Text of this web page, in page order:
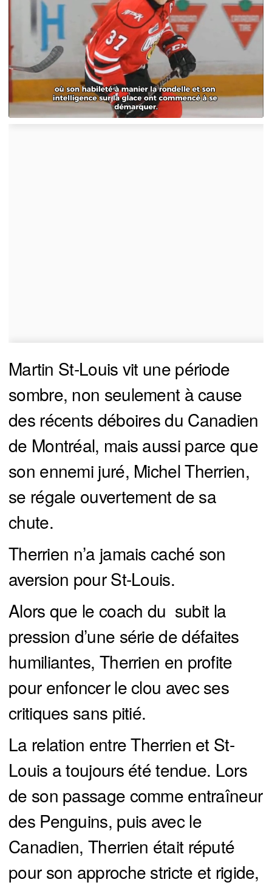
Martin St-Louis vit une période
sombre, non seulement à cause
des récents déboires du Canadien
de Montréal, mais aussi parce que
son ennemi juré, Michel Therrien,
se régale ouvertement de sa
chute.
Therrien n’a jamais caché son
aversion pour St-Louis.
Alors que le coach du subit la
pression d’une série de défaites
humiliantes, Therrien en profite
pour enfoncer le clou avec ses
critiques sans pitié.
La relation entre Therrien et St-
Louis a toujours été tendue. Lors
de son passage comme entraîneur
des Penguins, puis avec le
Canadien, Therrien était réputé
pour son approche stricte et rigide,